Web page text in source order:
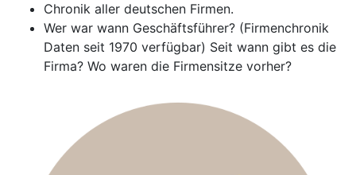
Chronik aller deutschen Firmen.
Wer war wann Geschäftsführer? (Firmenchronik
Daten seit 1970 verfügbar) Seit wann gibt es die
Firma? Wo waren die Firmensitze vorher?